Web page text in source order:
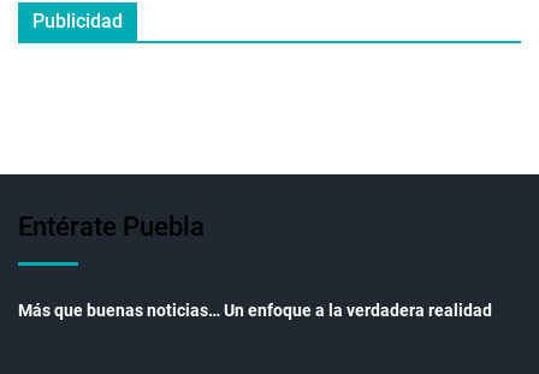
Publicidad
Entérate Puebla
Más que buenas noticias… Un enfoque a la verdadera realidad